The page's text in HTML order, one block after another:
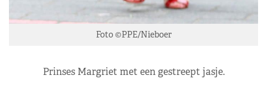
Foto ©PPE/Nieboer
Prinses Margriet met een gestreept jasje.